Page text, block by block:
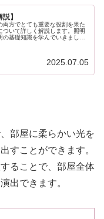
】
両方でとても重要な役割を果た
ついて詳しく解説します。照明
基礎知識を学んでいきましょ
2025.07.05
部屋に柔らかい光を
すことができます。
ることで、部屋全体
出できます。